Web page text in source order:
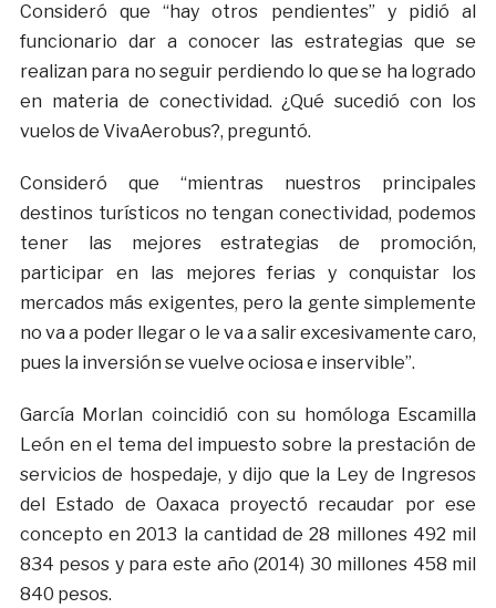
Consideró que “hay otros pendientes” y pidió al
funcionario dar a conocer las estrategias que se
realizan para no seguir perdiendo lo que se ha logrado
en materia de conectividad. ¿Qué sucedió con los
vuelos de VivaAerobus?, preguntó.
Consideró que “mientras nuestros principales
destinos turísticos no tengan conectividad, podemos
tener las mejores estrategias de promoción,
participar en las mejores ferias y conquistar los
mercados más exigentes, pero la gente simplemente
no va a poder llegar o le va a salir excesivamente caro,
pues la inversión se vuelve ociosa e inservible”.
García Morlan coincidió con su homóloga Escamilla
León en el tema del impuesto sobre la prestación de
servicios de hospedaje, y dijo que la Ley de Ingresos
del Estado de Oaxaca proyectó recaudar por ese
concepto en 2013 la cantidad de 28 millones 492 mil
834 pesos y para este año (2014) 30 millones 458 mil
840 pesos.